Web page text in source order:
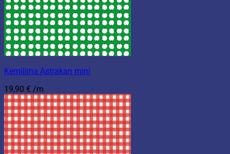
Kerniliina Astrakan mini
19,90 € /m